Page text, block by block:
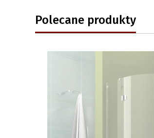
Polecane produkty